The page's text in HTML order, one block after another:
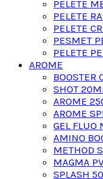
PELETE
PELETE
PELETE
PESMET
PELETE
AROME
BOOSTER
SHOT
AROME
AROME
GEL FLUO
AMINO
METHOD
MAGMA
SPLASH